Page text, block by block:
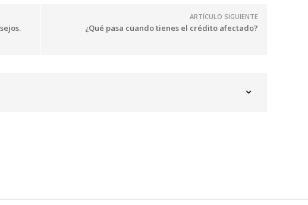
ARTÍCULO SIGUIENTE
¿Qué pasa cuando tienes el crédito afectado?